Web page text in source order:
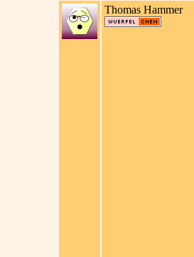
Thomas Hammer